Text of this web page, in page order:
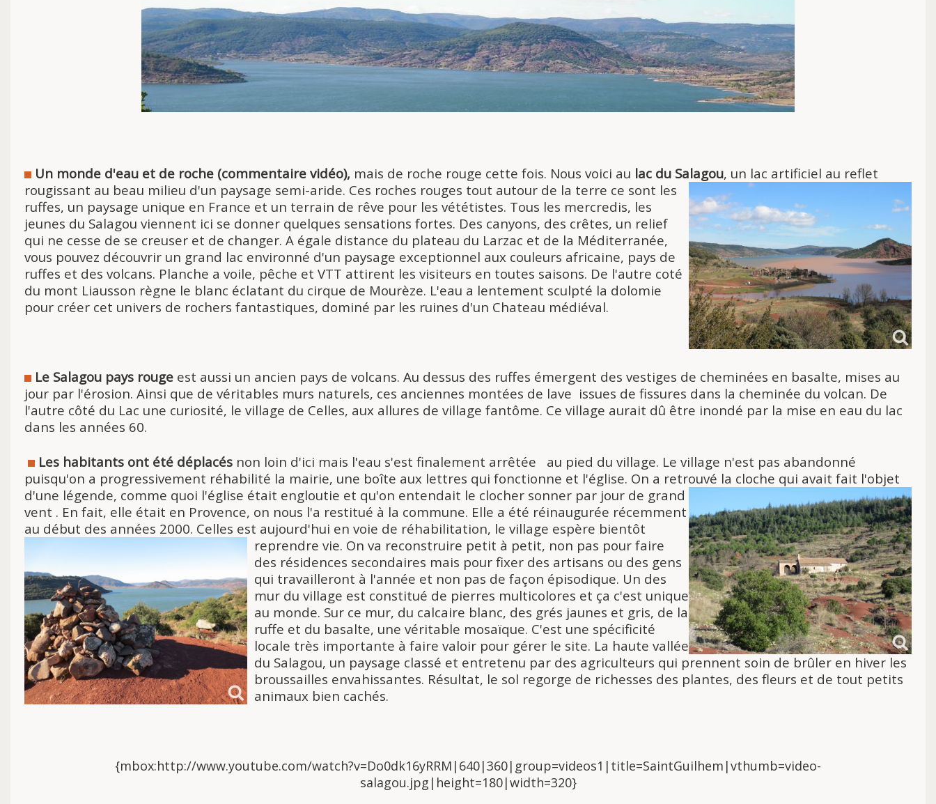
Un monde d'eau et de roche (commentaire vidéo), mais de roche rouge cette fois. Nous voici au lac du Salagou, un lac artificiel au reflet
rougissant au beau milieu d'un paysage semi-aride. Ces roches rouges tout autour de la terre ce sont les
ruffes, un paysage unique en France et un terrain de rêve pour les vététistes. Tous les mercredis, les
jeunes du Salagou viennent ici se donner quelques sensations fortes. Des canyons, des crêtes, un relief
qui ne cesse de se creuser et de changer. A égale distance du plateau du Larzac et de la Méditerranée,
vous pouvez découvrir un grand lac environné d'un paysage exceptionnel aux couleurs africaine, pays de
ruffes et des volcans. Planche a voile, pêche et VTT attirent les visiteurs en toutes saisons. De l'autre coté
du mont Liausson règne le blanc éclatant du cirque de Mourèze. L'eau a lentement sculpté la dolomie
pour créer cet univers de rochers fantastiques, dominé par les ruines d'un Chateau médiéval.
Le Salagou pays rouge est aussi un ancien pays de volcans. Au dessus des ruffes émergent des vestiges de cheminées en basalte, mises au
jour par l'érosion. Ainsi que de véritables murs naturels, ces anciennes montées de lave issues de fissures dans la cheminée du volcan. De
l'autre côté du Lac une curiosité, le village de Celles, aux allures de village fantôme. Ce village aurait dû être inondé par la mise en eau du lac
dans les années 60.
Les habitants ont été déplacés non loin d'ici mais l'eau s'est finalement arrêtée au pied du village. Le village n'est pas abandonné
puisqu'on a progressivement réhabilité la mairie, une boîte aux lettres qui fonctionne et l'église. On a retrouvé la cloche qui avait fait l'objet
d'une légende, comme quoi l'église était engloutie et qu'on entendait le clocher sonner par jour de grand
vent . En fait, elle était en Provence, on nous l'a restitué à la commune. Elle a été réinaugurée récemment
au début des années 2000. Celles est aujourd'hui en voie de réhabilitation, le village espère bientôt
reprendre vie. On va reconstruire petit à petit, non pas pour faire
des résidences secondaires mais pour fixer des artisans ou des gens
qui travailleront à l'année et non pas de façon épisodique. Un des
mur du village est constitué de pierres multicolores et ça c'est unique
au monde. Sur ce mur, du calcaire blanc, des grés jaunes et gris, de la
ruffe et du basalte, une véritable mosaïque. C'est une spécificité
locale très importante à faire valoir pour gérer le site. La haute vallée
du Salagou, un paysage classé et entretenu par des agriculteurs qui prennent soin de brûler en hiver les
broussailles envahissantes. Résultat, le sol regorge de richesses des plantes, des fleurs et de tout petits
animaux bien cachés.
{mbox:http://www.youtube.com/watch?v=Do0dk16yRRM|640|360|group=videos1|title=SaintGuilhem|vthumb=video-
salagou.jpg|height=180|width=320}